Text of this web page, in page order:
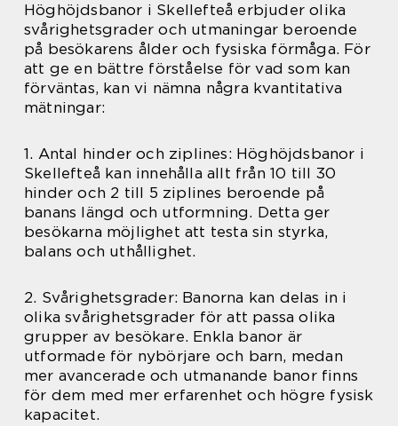
Höghöjdsbanor i Skellefteå erbjuder olika
svårighetsgrader och utmaningar beroende
på besökarens ålder och fysiska förmåga. För
att ge en bättre förståelse för vad som kan
förväntas, kan vi nämna några kvantitativa
mätningar:
1. Antal hinder och ziplines: Höghöjdsbanor i
Skellefteå kan innehålla allt från 10 till 30
hinder och 2 till 5 ziplines beroende på
banans längd och utformning. Detta ger
besökarna möjlighet att testa sin styrka,
balans och uthållighet.
2. Svårighetsgrader: Banorna kan delas in i
olika svårighetsgrader för att passa olika
grupper av besökare. Enkla banor är
utformade för nybörjare och barn, medan
mer avancerade och utmanande banor finns
för dem med mer erfarenhet och högre fysisk
kapacitet.